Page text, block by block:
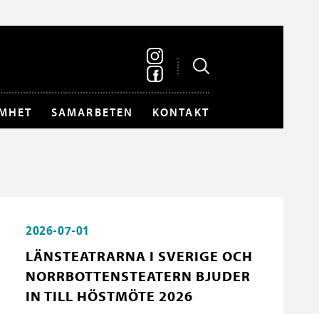
SAMARBETEN KONTAKT
2026-07-01
LÄNSTEATRARNA I SVERIGE OCH
NORRBOTTENSTEATERN BJUDER
IN TILL HÖSTMÖTE 2026